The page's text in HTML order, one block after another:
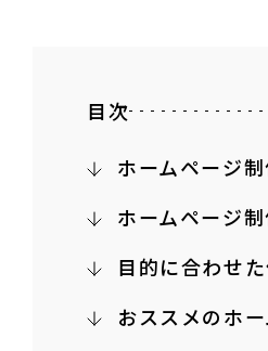
目次
ホームページ
ホームページ
目的に合わせ
おススメのホ